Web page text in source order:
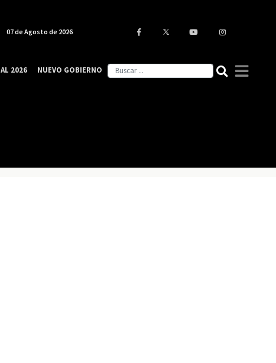
07 de Agosto de 2026
2026 NUEVO GOBIERNO